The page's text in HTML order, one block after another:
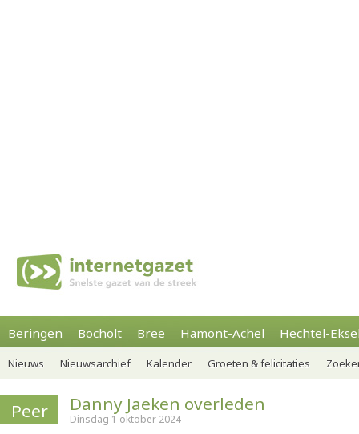
Beringen Bocholt Bree Hamont-Achel Hechtel-
Nieuws Nieuwsarchief Kalender Groeten & felicitaties
Peer Danny Jaeken overleden
Dinsdag 1 oktober 2024